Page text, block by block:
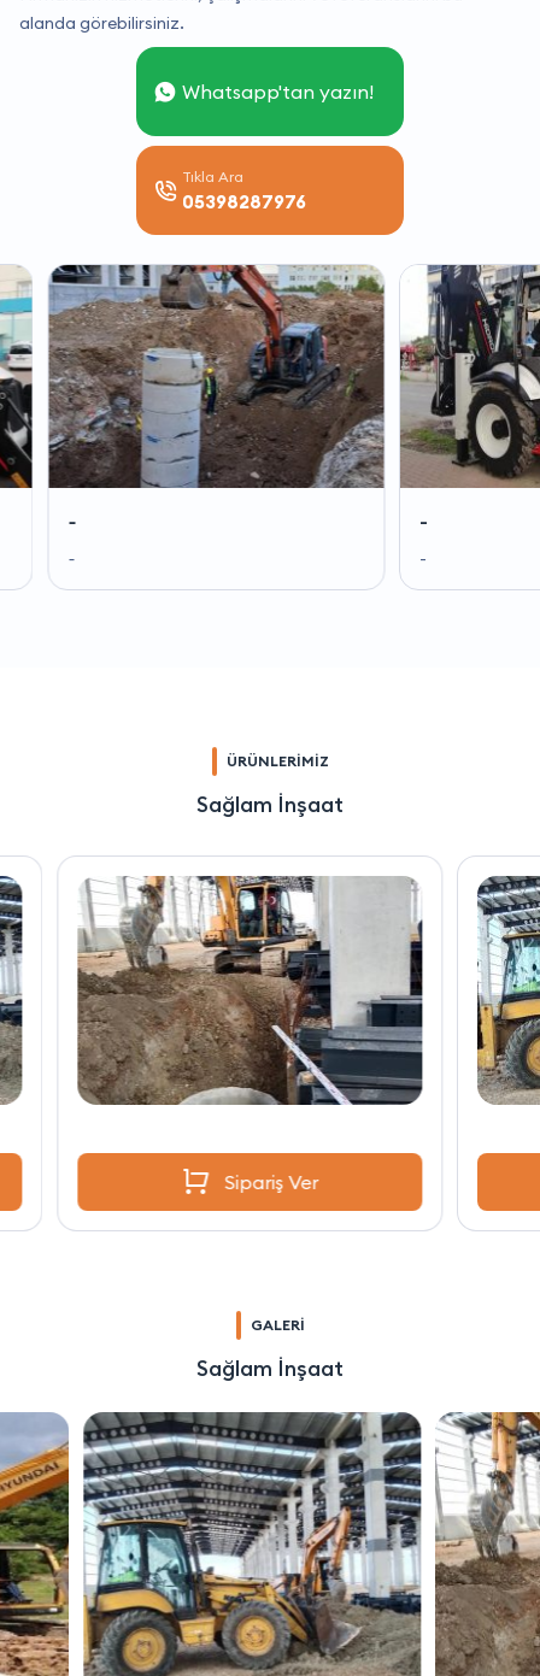
alanda görebilirsiniz.
Whatsapp'tan yazın!
Tıkla Ara
05398287976
ÜRÜNLERİMİZ
Sağlam İnşaat
Sipariş Ver
GALERİ
Sağlam İnşaat